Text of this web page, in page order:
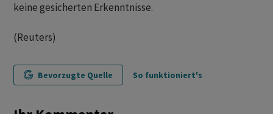
keine gesicherten Erkenntnisse.
(Reuters)
Bevorzugte Quelle So funktioniert's